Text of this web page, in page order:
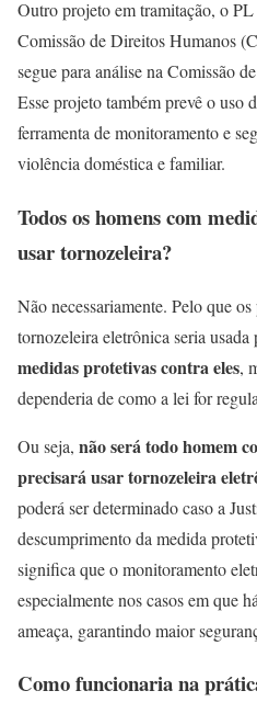
Outro projeto em tramitação, o
Comissão de Direitos Humanos
segue para análise na Comissão
Esse projeto também prevê o uso
ferramenta de monitoramento e
violência doméstica e familiar.
Todos os homens com
usar tornozeleira?
Não necessariamente. Pelo que
tornozeleira eletrônica seria
medidas protetivas contra eles,
dependeria de como a lei for
Ou seja, não será todo homem
precisará usar tornozeleira
poderá ser determinado caso a
descumprimento da medida
significa que o monitoramento
especialmente nos casos em que
ameaça, garantindo maior
Como funcionaria na